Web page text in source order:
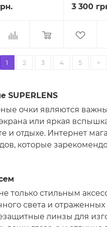
3 300
1 2 3 4 5 >
SUPERLENS
очки являются
или яркая
и отдыхе. Интернет
которые
только стильным
света и
линзы для